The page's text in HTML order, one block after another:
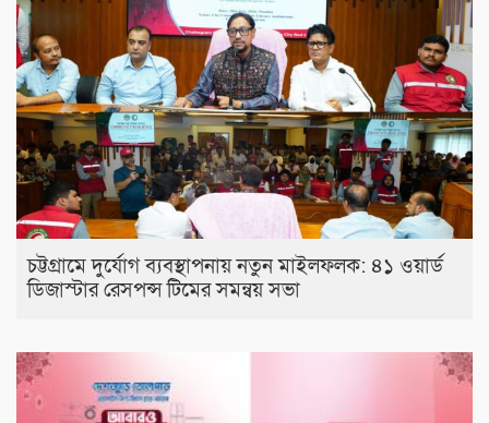
চট্টগ্রামে দুর্যোগ ব্যবস্থাপনায় নতুন মাইলফলক: ৪১ ওয়ার্ড
ডিজাস্টার রেসপন্স টিমের সমন্বয় সভা